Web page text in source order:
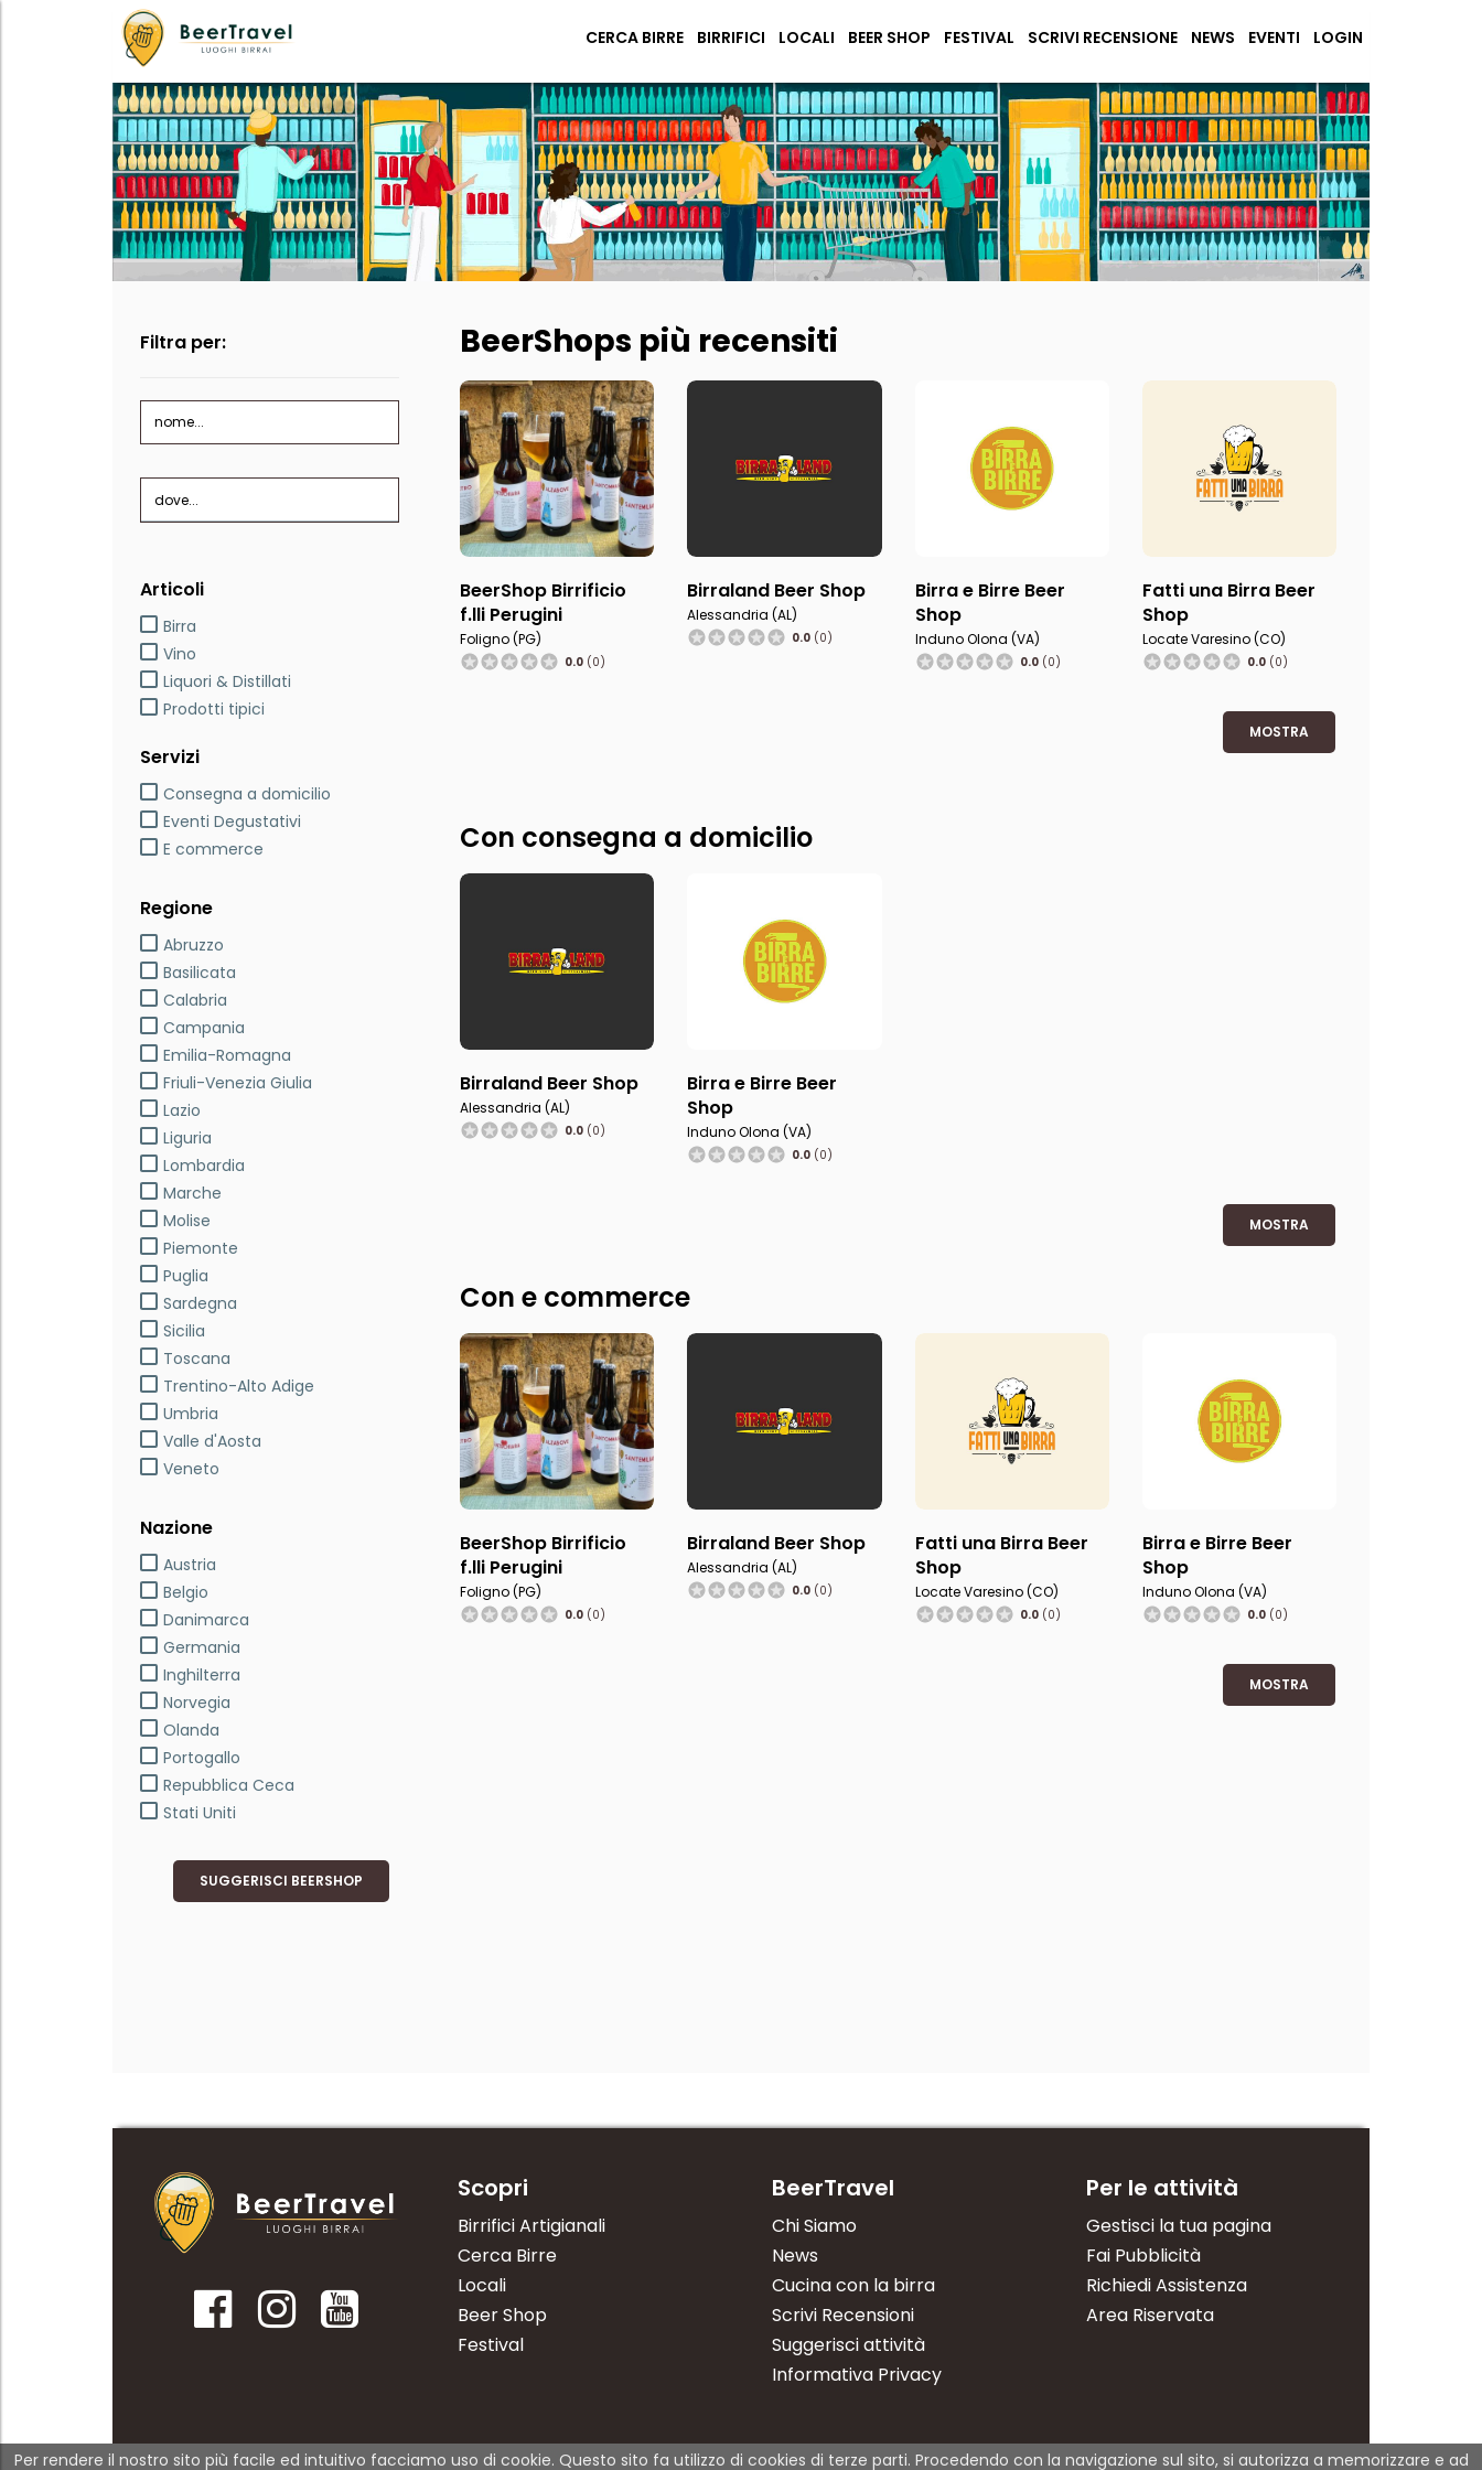
Per rendere il nostro sito più facile ed intuitivo facciamo uso di cookie. Questo sito fa utilizzo di cookies di terze parti. Procedendo con la navigazione sul sito, si autorizza a memorizzare e ad
CERCA BIRRE BIRRIFICI LOCALI BEER SHOP FESTIVAL SCRIVI RECENSIONE NEWS EVENTI LOGIN
Filtra per:
nome...
dove...
Articoli
Birra
Vino
Liquori & Distillati
Prodotti tipici
Servizi
Consegna a domicilio
Eventi Degustativi
E commerce
Regione
Abruzzo
Basilicata
Calabria
Campania
Emilia-Romagna
Friuli-Venezia Giulia
Lazio
Liguria
Lombardia
Marche
Molise
Piemonte
Puglia
Sardegna
Sicilia
Toscana
Trentino-Alto Adige
Umbria
Valle d'Aosta
Veneto
Nazione
Austria
Belgio
Danimarca
Germania
Inghilterra
Norvegia
Olanda
Portogallo
Repubblica Ceca
Stati Uniti
SUGGERISCI BEERSHOP
BeerShops più recensiti
BeerShop Birrificio
f.lli Perugini
Foligno (PG)
0.0 (0)
Birraland Beer Shop
Alessandria (AL)
0.0 (0)
Birra e Birre Beer
Shop
Induno Olona (VA)
0.0(0)
Fatti una Birra Beer
Shop
Locate Varesino (CO)
0.0(0)
MOSTRA
Con consegna a domicilio
Birraland Beer Shop
Alessandria (AL)
0.0 (0)
Birra e Birre Beer
Shop
Induno Olona (VA)
0.0 (0)
MOSTRA
Con e commerce
BeerShop Birrificio
f.lli Perugini
Foligno (PG)
0.0 (0)
Birraland Beer Shop
Alessandria (AL)
0.0 (0)
Fatti una Birra Beer
Shop
Locate Varesino (CO)
0.0(0)
Birra e Birre Beer
Shop
Induno Olona (VA)
0.0(0)
MOSTRA
Scopri
Birrifici Artigianali
Cerca Birre
Locali
Beer Shop
Festival
BeerTravel
Chi Siamo
News
Cucina con la birra
Scrivi Recensioni
Suggerisci attività
Informativa Privacy
Per le attività
Gestisci la tua pagina
Fai Pubblicità
Richiedi Assistenza
Area Riservata